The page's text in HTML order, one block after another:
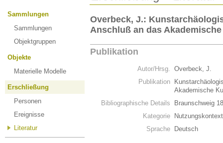
Sammlungen
Sammlungen
Objektgruppen
Objekte
Materielle Modelle
Erschließung
Personen
Ereignisse
Literatur
Overbeck, J.:
Anschluß an das
Publikation
Autor/Hrsg. Overbeck, J.
Publikation
Akademische
Bibliographische Details
Braunschweig
Kategorie
Nutzungskontext
Sprache
Deutsch